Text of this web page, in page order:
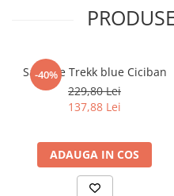
Set tricou maneca scurta/
Trening 2/3 piese primavara
Tricouri maneca lunga
Tricouri/bluze maneca scurta
-40%
Sandale Trekk blue Ciciban
229,80 Lei
137,88 Lei
ADAUGA IN COS